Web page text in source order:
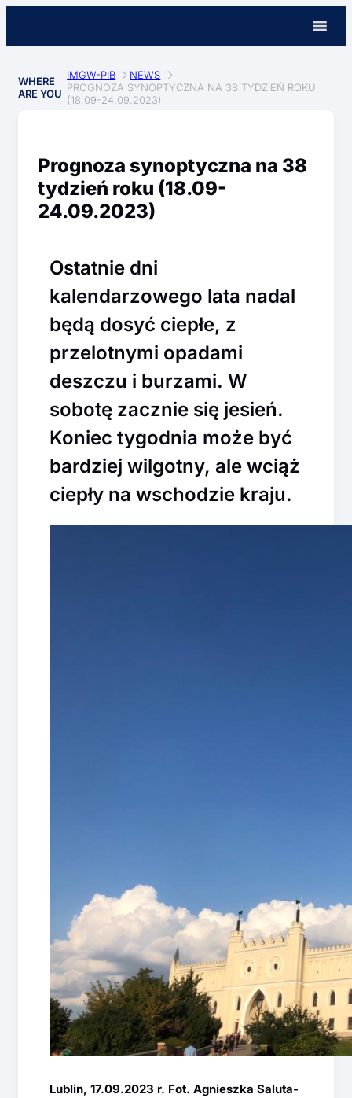
WHERE
ARE YOU
IMGW-PIB
NEWS
PROGNOZA SYNOPTYCZNA NA 38 TYDZIEŃ ROKU
(18.09-24.09.2023)
Prognoza synoptyczna na 38
tydzień roku (18.09-
24.09.2023)
Ostatnie dni
kalendarzowego lata nadal
będą dosyć ciepłe, z
przelotnymi opadami
deszczu i burzami. W
sobotę zacznie się jesień.
Koniec tygodnia może być
bardziej wilgotny, ale wciąż
ciepły na wschodzie kraju.
Lublin, 17.09.2023 r. Fot. Agnieszka Saluta-